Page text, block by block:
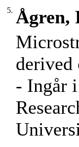
5. Ågren,
derived
- Ingår